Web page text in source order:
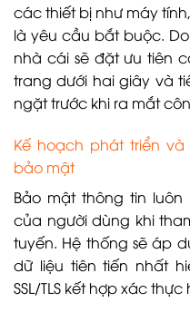
các thiết bị như máy
là yêu cầu bắt buộc.
nhà cái sẽ đặt ưu tiên
trang dưới hai giây và
ngặt trước khi ra mắt
Kế hoạch phát triển
bảo mật
Bảo mật thông tin
của người dùng khi
tuyến. Hệ thống sẽ áp
dữ liệu tiên tiến nhất
SSL/TLS kết hợp xác thực